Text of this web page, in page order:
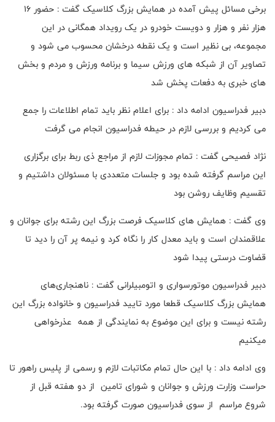
برخی مسائل پیش آمده در همایش بزرگ کلاسیک گفت : حضور ۱۶
هزار نفر و هزار و دویست خودرو در یک رویداد همگانی در این
مجموعه، بی نظیر است و یک نقطه درخشان محسوب می شود و
تصاویر آن از شبکه های ورزش سیما و برنامه ورزش و مردم و بخش
های خبری به دفعات پخش شد
دبیر فدراسیون ادامه داد : برای اعلام نظر باید تمام اطلاعات را جمع
می کردیم و بررسی لازم در حیطه فدراسیون انجام می گرفت
نژاد فصیحی گفت : تمام مجوزات لازم از مراجع ذی ربط برای برگزاری
این مراسم گرفته شده بود و جلسات متعددی با مسئولان داشتیم و
تقسیم وظایف روشن بود
وی گفت : همایش های کلاسیک فرصت بزرگ این رشته برای جوانان و
علاقمندان است و باید معدل کار را نگاه کرد و نیمه پر آن را دید تا
قضاوت درستی پیدا شود
دبیر فدراسیون موتورسواری و اتومبیلرانی گفت : ناهنجاری‌های
همایش بزرگ کلاسیک قطعا مورد تایید فدراسیون و خانواده بزرگ این
رشته نیست و برای این موضوع به نمایندگی از همه عذرخواهی
میکنیم
وی ادامه داد : با این حال تمام مکاتبات لازم و رسمی از پلیس راهور تا
حراست وزارت ورزش و جوانان و شورای تامین از دو هفته قبل از
شروع مراسم از سوی فدراسیون صورت گرفته بود.